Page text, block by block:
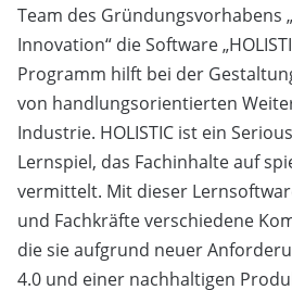
Team des Gründungsvorhabens
Innovation“ die Software
Programm hilft bei der
von handlungsorientierten
Industrie. HOLISTIC ist ein
Lernspiel, das Fachinhalte auf
vermittelt. Mit dieser
und Fachkräfte verschiedene
die sie aufgrund neuer
4.0 und einer nachhaltigen